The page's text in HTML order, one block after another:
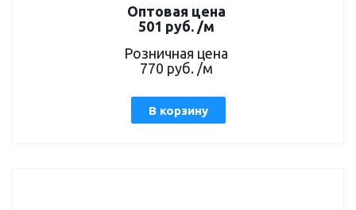
Оптовая цена
501 руб./м
Розничная цена
770 руб. /м
В корзину